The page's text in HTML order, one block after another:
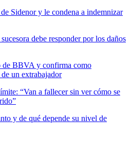
Sidenor y le condena a indemnizar
debe responder por los daños
de BBVA y confirma como
un extrabajador
“Van a fallecer sin ver cómo se
y de qué depende su nivel de